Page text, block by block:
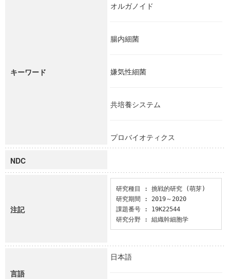
キーワード
オルガノイド
腸内細菌
嫌気性細菌
共培養システム
プロバイオティクス
NDC
注記
研究種目 : 挑戦的研究 (萌芽)
研究期間 : 2019～2020
課題番号 : 19K22544
研究分野 : 組織幹細胞学
言語
日本語